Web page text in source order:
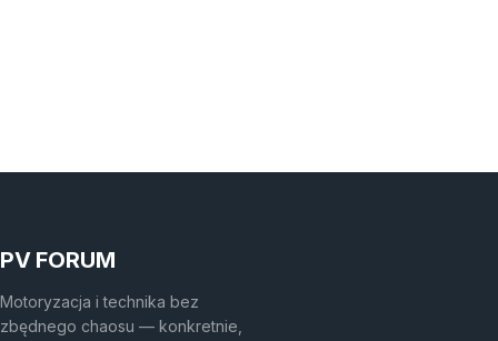
PV FORUM
Motoryzacja i technika bez
zbędnego chaosu — konkretnie,